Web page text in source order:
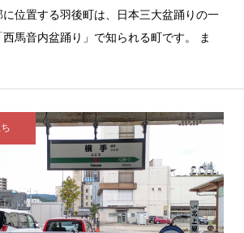
に位置する羽後町は、日本三大盆踊りの一
馬音内盆踊り」で知られる町です。 ま